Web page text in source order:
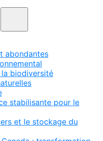
abondantes
biodiversité
stabilisante pour le
et le stockage du